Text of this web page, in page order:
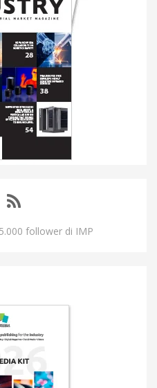
follower di IMP